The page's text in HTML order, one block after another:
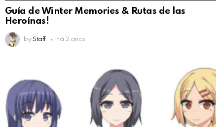
Guía de Winter Memories & Rutas de las
Heroínas!
by Staff há 2 anos